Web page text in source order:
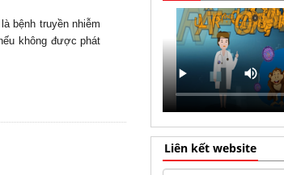
bệnh truyền nhiễm
không được phát
Liên kết website